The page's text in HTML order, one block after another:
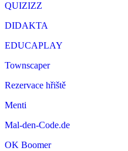
QUIZIZZ
DIDAKTA
EDUCAPLAY
Townscaper
Rezervace hřiště
Menti
Mal-den-Code.de
OK Boomer